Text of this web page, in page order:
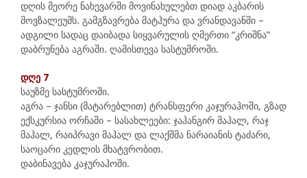
დღის მეორე ნახევარში მოვინახულებთ დიად აკბარის
მოვზალეუმს. გამგზავრება მატჰურა და ვრანდავანში –
ადგილი სადაც დაიბადა სიყვარულის ღმერთი “კრიშნა”
დაბრუნება აგრაში. ღამისთევა სასტუმროში.
დღე 7
საუზმე სასტუმროში.
აგრა – ჯანსი (მატარებლით) ტრანსფერი კაჯურაჰოში, გზად
ექსკურსია ორჩაში – სასახლეები: ჯაჰანგირ მაჰალ, რაჯ
მაჰალ, რაიპრავი მაჰალ და ლაქშმა ნარაიანის ტაძარი,
საოცარი კედლის მხატვრობით.
დაბინავება კაჯურაჰოში.